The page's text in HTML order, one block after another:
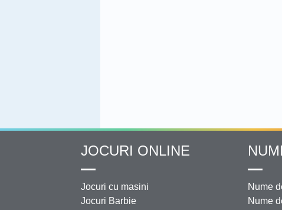
JOCURI ONLINE
Jocuri cu masini
Jocuri Barbie
Nume
Nume